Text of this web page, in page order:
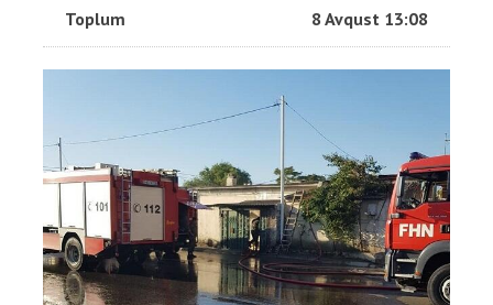
Toplum 8 Avqust 13:08